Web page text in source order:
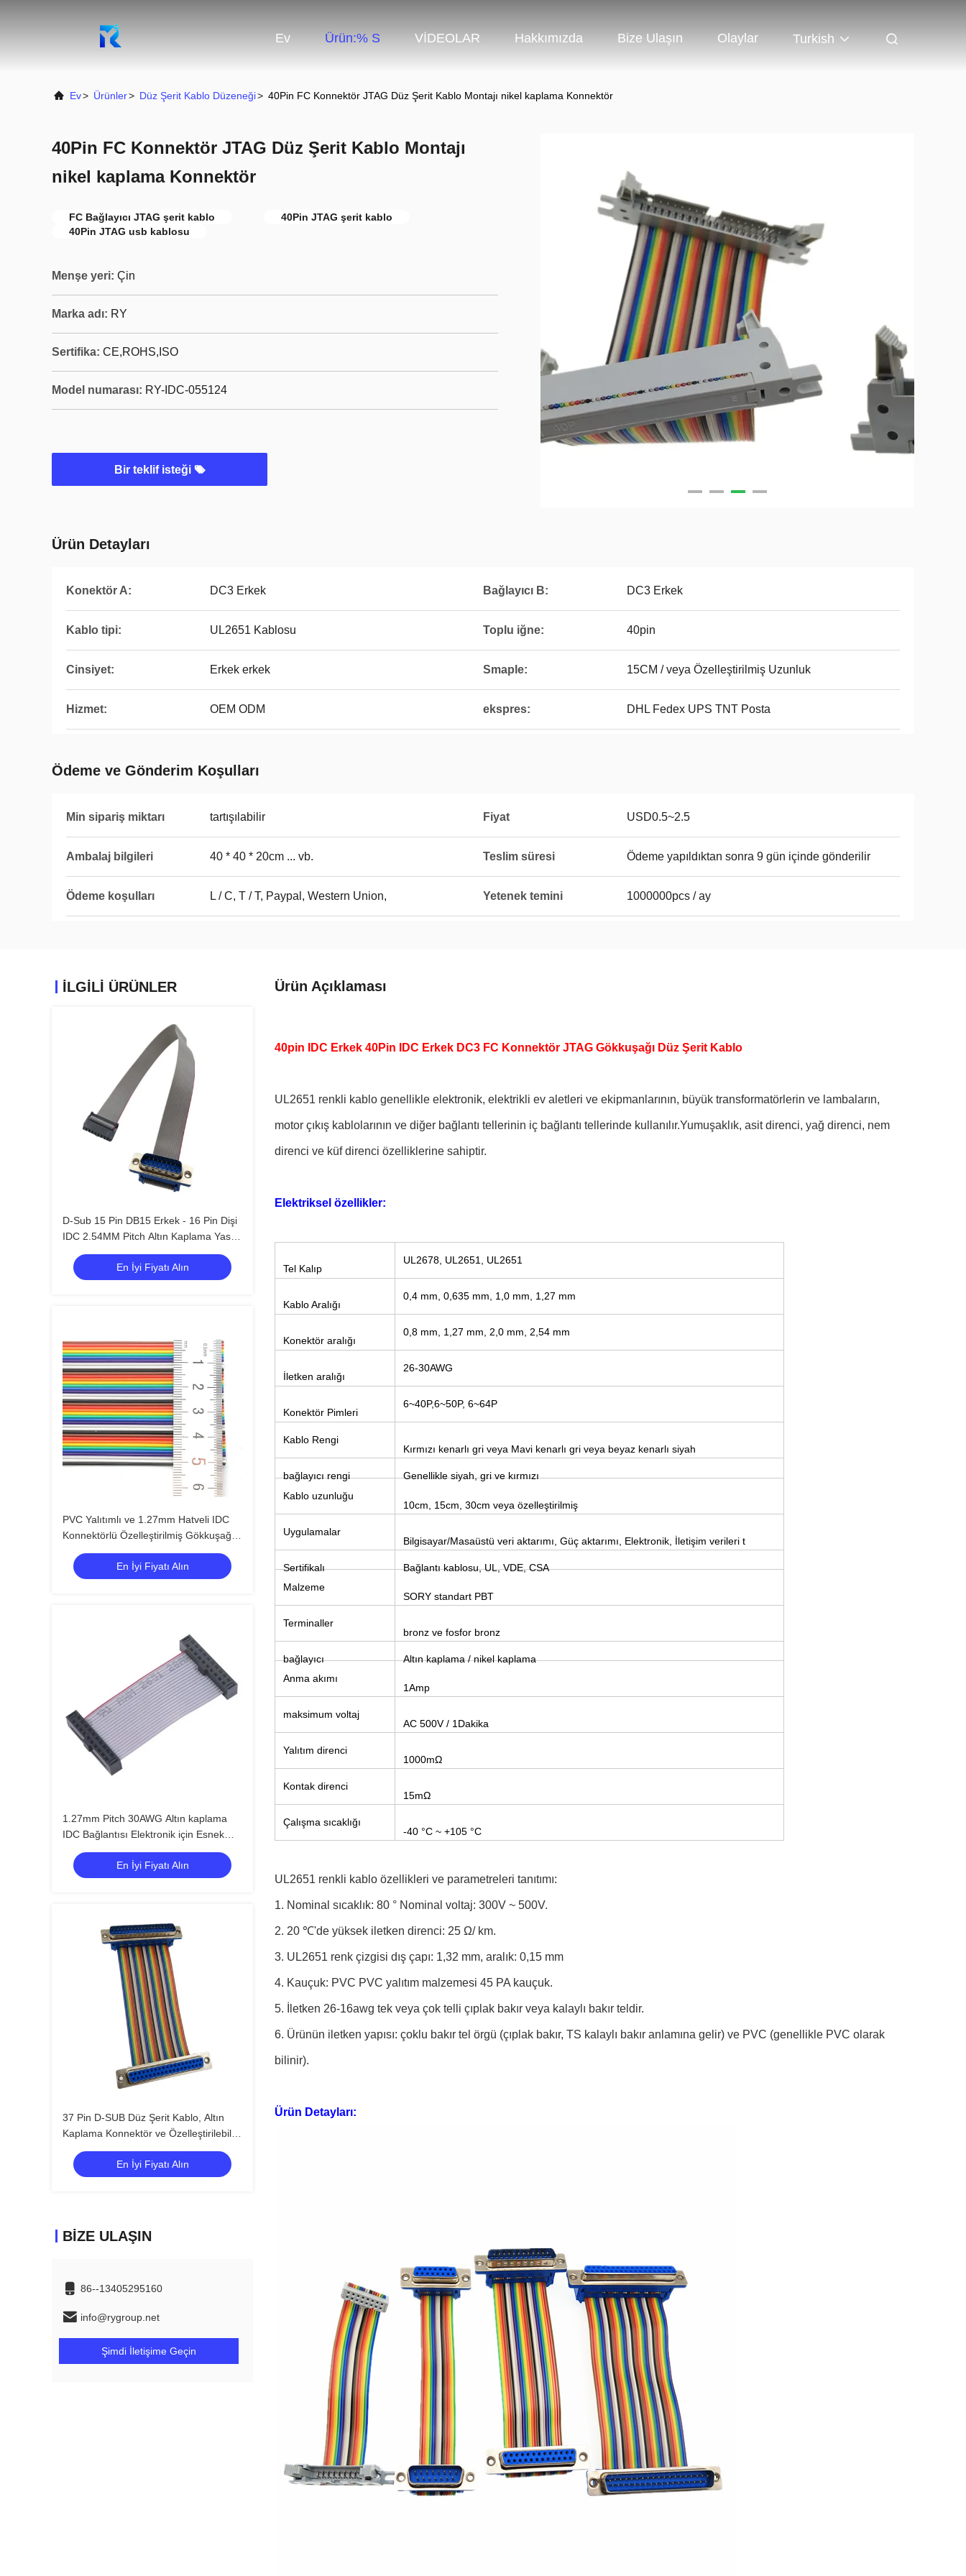
Ev Ürün:% S VİDEOLAR Hakkımızda Bize Ulaşın Olaylar Turkish
Ev> Ürünler> Düz Şerit Kablo Düzeneği> 40Pin FC Konnektör JTAG Düz Şerit Kablo Montajı nikel kaplama Konnektör
40Pin FC Konnektör JTAG Düz Şerit Kablo Montajı
nikel kaplama Konnektör
FC Bağlayıcı JTAG şerit kablo
40Pin JTAG şerit kablo
40Pin JTAG usb kablosu
Menşe yeri: Çin
Marka adı: RY
Sertifika: CE,ROHS,ISO
Model numarası: RY-IDC-055124
Bir teklif isteği
Ürün Detayları
Konektör A: DC3 Erkek Bağlayıcı B: DC3 Erkek
Kablo tipi: UL2651 Kablosu Toplu iğne: 40pin
Cinsiyet: Erkek erkek Smaple: 15CM / veya Özelleştirilmiş Uzunluk
Hizmet: OEM ODM ekspres: DHL Fedex UPS TNT Posta
Ödeme ve Gönderim Koşulları
Min sipariş miktarı tartışılabilir Fiyat USD0.5~2.5
Ambalaj bilgileri 40 * 40 * 20cm ... vb. Teslim süresi Ödeme yapıldıktan sonra 9 gün içinde gönderilir
Ödeme koşulları L / C, T / T, Paypal, Western Union, Yetenek temini 1000000pcs / ay
ILGILI ÜRÜNLER
D-Sub 15 Pin DB15 Erkek - 16 Pin Dişi
IDC 2.54MM Pitch Altın Kaplama Yassı
Şerit Kablo
En İyi Fiyatı Alın
PVC Yalıtımlı ve 1.27mm Hatveli IDC
Konnektörlü Özelleştirilmiş Gökkuşağı
Düz Şerit Kablo
En İyi Fiyatı Alın
1.27mm Pitch 30AWG Altın kaplama
IDC Bağlantısı Elektronik için Esnek
Düz Kurdele Kablosu
En İyi Fiyatı Alın
37 Pin D-SUB Düz Şerit Kablo, Altın
Kaplama Konnektör ve Özelleştirilebilir
Uzunluk DB37 PIN Konnektör Kablo
Montajı
En İyi Fiyatı Alın
BIZE ULAŞIN
86--13405295160
info@rygroup.net
Şimdi İletişime Geçin
Ürün Açıklaması
40pin IDC Erkek 40Pin IDC Erkek DC3 FC Konnektör JTAG Gökkuşağı Düz ​​Şerit Kablo
UL2651 renkli kablo genellikle elektronik, elektrikli ev aletleri ve ekipmanlarının, büyük transformatörlerin ve lambaların,
motor çıkış kablolarının ve diğer bağlantı tellerinin iç bağlantı tellerinde kullanılır.Yumuşaklık, asit direnci, yağ direnci, nem
direnci ve küf direnci özelliklerine sahiptir.
Elektriksel özellikler:
Tel Kalıp
UL2678, UL2651, UL2651
Kablo Aralığı
0,4 mm, 0,635 mm, 1,0 mm, 1,27 mm
Konektör aralığı
0,8 mm, 1,27 mm, 2,0 mm, 2,54 mm
İletken aralığı
26-30AWG
Konektör Pimleri
6~40P,6~50P, 6~64P
Kablo Rengi
Kırmızı kenarlı gri veya Mavi kenarlı gri veya beyaz kenarlı siyah
bağlayıcı rengi
Genellikle siyah, gri ve kırmızı
Kablo uzunluğu
10cm, 15cm, 30cm veya özelleştirilmiş
Uygulamalar
Bilgisayar/Masaüstü veri aktarımı, Güç aktarımı, Elektronik, İletişim verileri t
Sertifikalı
Bağlantı kablosu, UL, VDE, CSA
Malzeme
SORY standart PBT
Terminaller
bronz ve fosfor bronz
bağlayıcı
Altın kaplama / nikel kaplama
Anma akımı
1Amp
maksimum voltaj
AC 500V / 1Dakika
Yalıtım direnci
1000mΩ
Kontak direnci
15mΩ
Çalışma sıcaklığı
-40 °C ~ +105 °C
UL2651 renkli kablo özellikleri ve parametreleri tanıtımı:
1. Nominal sıcaklık: 80 ° Nominal voltaj: 300V ~ 500V.
2. 20 ℃'de yüksek iletken direnci: 25 Ω/ km.
3. UL2651 renk çizgisi dış çapı: 1,32 mm, aralık: 0,15 mm
4. Kauçuk: PVC PVC yalıtım malzemesi 45 PA kauçuk.
5. İletken 26-16awg tek veya çok telli çıplak bakır veya kalaylı bakır teldir.
6. Ürünün iletken yapısı: çoklu bakır tel örgü (çıplak bakır, TS kalaylı bakır anlamına gelir) ve PVC (genellikle PVC olarak
bilinir).
Ürün Detayları: